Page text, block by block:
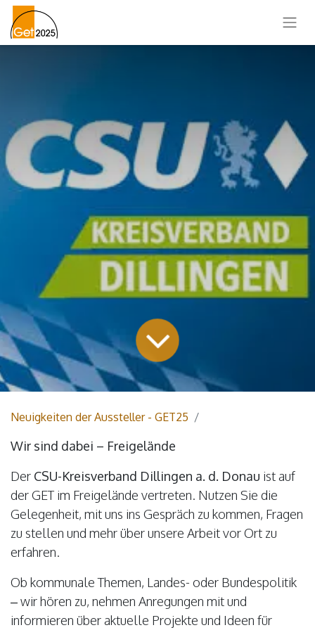
Neuigkeiten der Aussteller - GET25
Wir sind dabei – Freigelände
Der CSU-Kreisverband Dillingen a. d. Donau ist auf
der GET im Freigelände vertreten. Nutzen Sie die
Gelegenheit, mit uns ins Gespräch zu kommen, Fragen
zu stellen und mehr über unsere Arbeit vor Ort zu
erfahren.
Ob kommunale Themen, Landes- oder Bundespolitik
– wir hören zu, nehmen Anregungen mit und
informieren über aktuelle Projekte und Ideen für